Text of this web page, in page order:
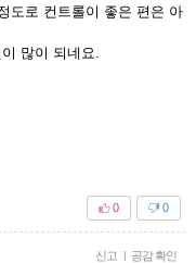
도로 컨트롤이 좋은 편은 아
많이 되네요.
0
0
신고 | 공감 확인